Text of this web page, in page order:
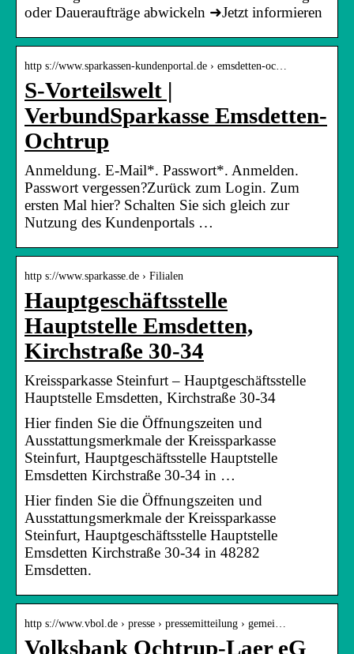
oder Daueraufträge abwickeln ➜Jetzt informieren
http s://www.sparkassen-kundenportal.de › emsdetten-oc…
S-Vorteilswelt |
VerbundSparkasse Emsdetten-
Ochtrup
Anmeldung. E-Mail*. Passwort*. Anmelden.
Passwort vergessen?Zurück zum Login. Zum
ersten Mal hier? Schalten Sie sich gleich zur
Nutzung des Kundenportals …
http s://www.sparkasse.de › Filialen
Hauptgeschäftsstelle
Hauptstelle Emsdetten,
Kirchstraße 30-34
Kreissparkasse Steinfurt – Hauptgeschäftsstelle
Hauptstelle Emsdetten, Kirchstraße 30-34
Hier finden Sie die Öffnungszeiten und
Ausstattungsmerkmale der Kreissparkasse
Steinfurt, Hauptgeschäftsstelle Hauptstelle
Emsdetten Kirchstraße 30-34 in …
Hier finden Sie die Öffnungszeiten und
Ausstattungsmerkmale der Kreissparkasse
Steinfurt, Hauptgeschäftsstelle Hauptstelle
Emsdetten Kirchstraße 30-34 in 48282
Emsdetten.
http s://www.vbol.de › presse › pressemitteilung › gemei…
Volksbank Ochtrup-Laer eG